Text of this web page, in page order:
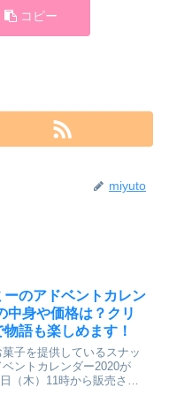
コピー
miyuto
ーのアドベントカレン
中身や価格は？クリ
語も楽しめます！
子を提供しているスナッ
ントカレンダー2020が
（木）11時から販売され